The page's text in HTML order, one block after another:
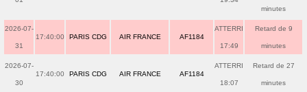
minutes
2026-07-
31
17:40:00 PARIS CDG AIR FRANCE AF1184
ATTERRI
17:49
Retard de 9
minutes
2026-07-
30
17:40:00 PARIS CDG AIR FRANCE AF1184
ATTERRI
18:07
Retard de 27
minutes